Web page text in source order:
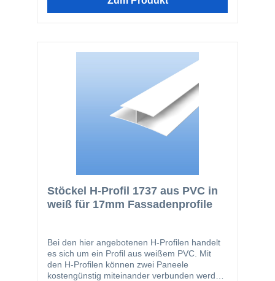
Stöckel H-Profil 1737 aus PVC in
weiß für 17mm Fassadenprofile
Bei den hier angebotenen H-Profilen handelt
es sich um ein Profil aus weißem PVC. Mit
den H-Profilen können zwei Paneele
kostengünstig miteinander verbunden werden.